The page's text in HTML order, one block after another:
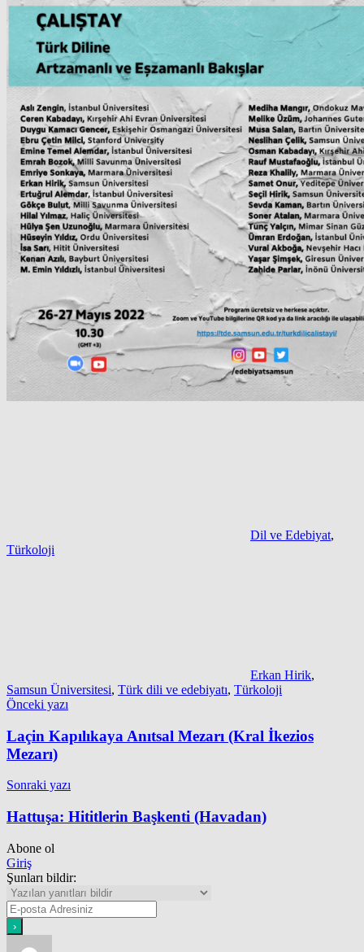
Dil ve Edebiyat,
Türkoloji
Erkan Hirik,
Samsun Üniversitesi, Türk dili ve edebiyatı, Türkoloji
Yazı
gezinmesi
Önceki yazı
Laçin Kapılıkaya Anıtsal Mezarı (Kral İkezios
Mezarı)
Sonraki yazı
Hattuşa: Hititlerin Başkenti (Havadan)
Abone ol
Giriş
Şunları bildir: